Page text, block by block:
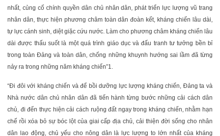
nhất, củng cố chính quyền dân chủ nhân dân, phát triển lực lượng vũ trang
nhân dân, thực hiện phương châm toàn dân đoàn kết, kháng chiến lâu dài,
tự lực cánh sinh, diệt giặc cứu nước. Làm cho phương châm kháng chiến lâu
dài được thấu suốt là một quá trình giáo dục và đấu tranh tư tưởng bền bỉ
trong toàn Đảng và toàn dân, chống những khuynh hướng sai lầm đã từng
nảy ra trong những năm kháng chiến”1.
“Đi đôi với kháng chiến và để bồi dưỡng lực lượng kháng chiến, Đảng ta và
Nhà nước dân chủ nhân dân đã tiến hành từng bước những cải cách dân
chủ, đi đến thực hiện cải cách ruộng đất ngay trong kháng chiến, nhằm hạn
chế rồi xóa bỏ sự bóc lột của giai cấp địa chủ, cải thiện đời sống cho nhân
dân lao động, chủ yếu cho nông dân là lực lượng to lớn nhất của kháng